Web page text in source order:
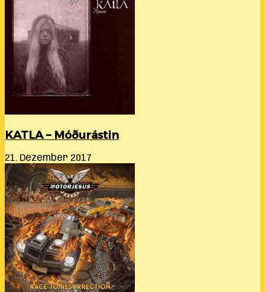
KATLA – Móðurástin
21. Dezember 2017